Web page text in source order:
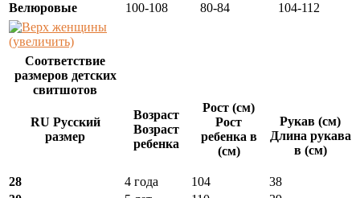
Велюровые
100-108 80-84 104-112
(увеличить)
Соответствие
размеров детских
свитшотов
RU Русский
размер
Возраст
Возраст
ребенка
Рост (см)
Рост
ребенка в
(см)
Рукав (см)
Длина рукава
в (см)
28 4 года 104
38